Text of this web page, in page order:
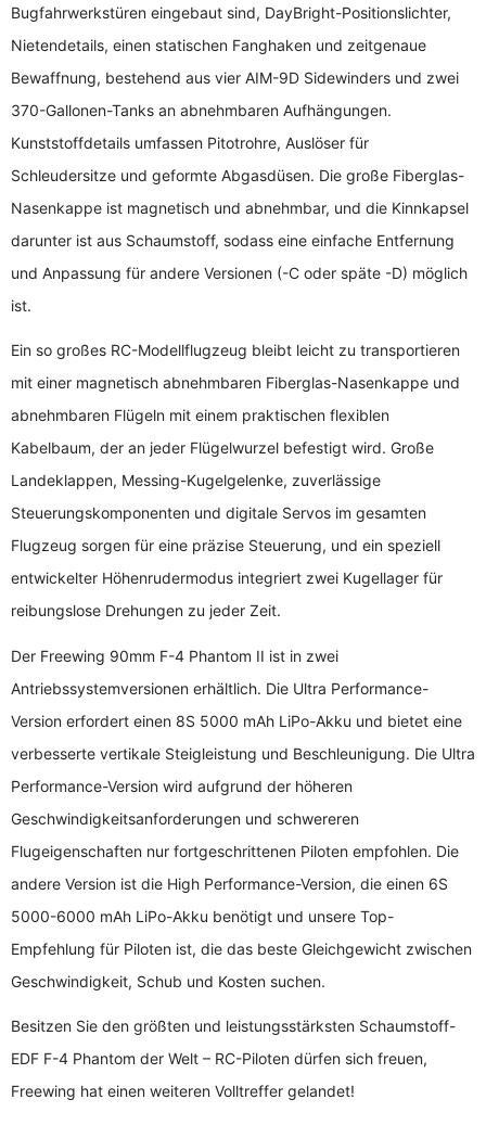
Bugfahrwerkstüren eingebaut sind, DayBright-Positionslichter,
Nietendetails, einen statischen Fanghaken und zeitgenaue
Bewaffnung, bestehend aus vier AIM-9D Sidewinders und zwei
370-Gallonen-Tanks an abnehmbaren Aufhängungen.
Kunststoffdetails umfassen Pitotrohre, Auslöser für
Schleudersitze und geformte Abgasdüsen. Die große Fiberglas-
Nasenkappe ist magnetisch und abnehmbar, und die Kinnkapsel
darunter ist aus Schaumstoff, sodass eine einfache Entfernung
und Anpassung für andere Versionen (-C oder späte -D) möglich
ist.
Ein so großes RC-Modellflugzeug bleibt leicht zu transportieren
mit einer magnetisch abnehmbaren Fiberglas-Nasenkappe und
abnehmbaren Flügeln mit einem praktischen flexiblen
Kabelbaum, der an jeder Flügelwurzel befestigt wird. Große
Landeklappen, Messing-Kugelgelenke, zuverlässige
Steuerungskomponenten und digitale Servos im gesamten
Flugzeug sorgen für eine präzise Steuerung, und ein speziell
entwickelter Höhenrudermodus integriert zwei Kugellager für
reibungslose Drehungen zu jeder Zeit.
Der Freewing 90mm F-4 Phantom II ist in zwei
Antriebssystemversionen erhältlich. Die Ultra Performance-
Version erfordert einen 8S 5000 mAh LiPo-Akku und bietet eine
verbesserte vertikale Steigleistung und Beschleunigung. Die Ultra
Performance-Version wird aufgrund der höheren
Geschwindigkeitsanforderungen und schwereren
Flugeigenschaften nur fortgeschrittenen Piloten empfohlen. Die
andere Version ist die High Performance-Version, die einen 6S
5000-6000 mAh LiPo-Akku benötigt und unsere Top-
Empfehlung für Piloten ist, die das beste Gleichgewicht zwischen
Geschwindigkeit, Schub und Kosten suchen.
Besitzen Sie den größten und leistungsstärksten Schaumstoff-
EDF F-4 Phantom der Welt – RC-Piloten dürfen sich freuen,
Freewing hat einen weiteren Volltreffer gelandet!